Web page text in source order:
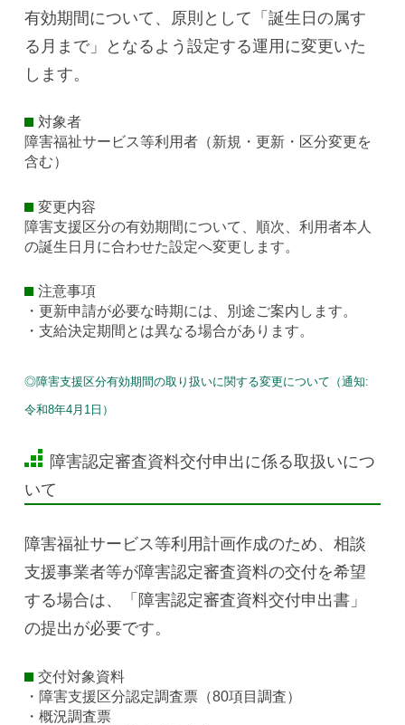
有効期間について、原則として「誕生日の属す
る月まで」となるよう設定する運用に変更いた
します。
対象者
障害福祉サービス等利用者（新規・更新・区分変更を
含む）
変更内容
障害支援区分の有効期間について、順次、利用者本人
の誕生日月に合わせた設定へ変更します。
注意事項
・更新申請が必要な時期には、別途ご案内します。
・支給決定期間とは異なる場合があります。
◎障害支援区分有効期間の取り扱いに関する変更について（通知:
令和8年4月1日）
障害認定審査資料交付申出に係る取扱いにつ
いて
障害福祉サービス等利用計画作成のため、相談
支援事業者等が障害認定審査資料の交付を希望
する場合は、「障害認定審査資料交付申出書」
の提出が必要です。
交付対象資料
・障害支援区分認定調査票（80項目調査）
・概況調査票